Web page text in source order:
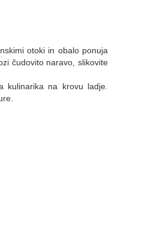
otoki in obalo ponuja
čudovito naravo, slikovite
kulinarika na krovu ladje.